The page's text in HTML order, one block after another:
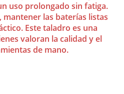
uso prolongado sin fatiga.
las baterías listas
Este taladro es una
valoran la calidad y el
de mano.